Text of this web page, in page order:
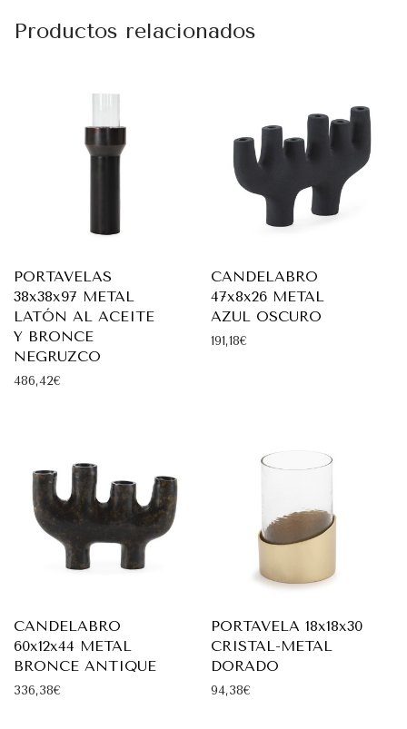
Productos relacionados
PORTAVELAS
38x38x97 METAL
LATÓN AL ACEITE
Y BRONCE
NEGRUZCO
486,42€
CANDELABRO
47x8x26 METAL
AZUL OSCURO
191,18€
CANDELABRO
60x12x44 METAL
BRONCE ANTIQUE
336,38€
PORTAVELA 18x18x30
CRISTAL-METAL
DORADO
94,38€